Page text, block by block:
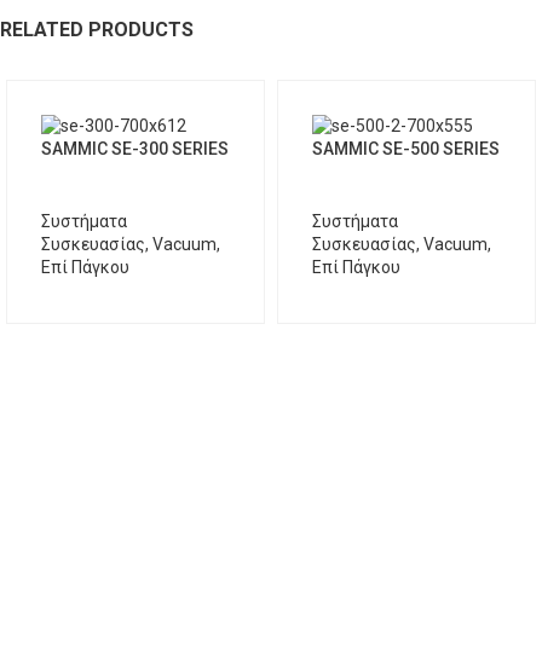
RELATED PRODUCTS
SAMMIC SE-300 SERIES
Συστήματα
Συσκευασίας, Vacuum,
Επί Πάγκου
SAMMIC SE-500 SERIES
Συστήματα
Συσκευασίας, Vacuum,
Επί Πάγκου